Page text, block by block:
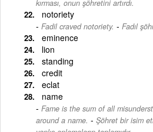
kırması, onun şöhretini artırdı.
notoriety
Fadil craved notoriety. - Fadıl
eminence
lion
standing
credit
eclat
name
Fame is the sum of all
around a name. - Şöhret bir isim